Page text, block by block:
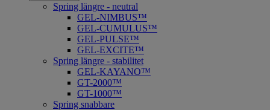
Spring längre - neutral
​GEL-NIMBUS™
GEL-CUMULUS™
GEL-PULSE™
GEL-EXCITE™
Spring längre - stabilitet
GEL-KAYANO™
GT-2000™
GT-1000™
Spring snabbare